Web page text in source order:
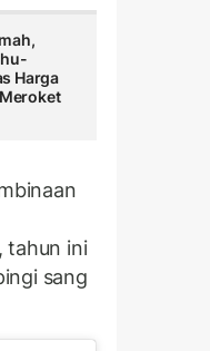
Harga
tahun ini
sang